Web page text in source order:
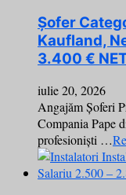
Șofer
Kaufland,
3.400 €
iulie 20, 2026
Angajăm Șoferi
Compania Pape
profesioniști …